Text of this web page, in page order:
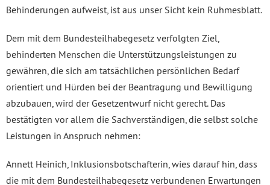
Behinderungen aufweist, ist aus unser Sicht kein Ruhmesblatt.
Dem mit dem Bundesteilhabegesetz verfolgten Ziel,
behinderten Menschen die Unterstützungsleistungen zu
gewähren, die sich am tatsächlichen persönlichen Bedarf
orientiert und Hürden bei der Beantragung und Bewilligung
abzubauen, wird der Gesetzentwurf nicht gerecht. Das
bestätigten vor allem die Sachverständigen, die selbst solche
Leistungen in Anspruch nehmen:
Annett Heinich, Inklusionsbotschafterin, wies darauf hin, dass
die mit dem Bundesteilhabegesetz verbundenen Erwartungen